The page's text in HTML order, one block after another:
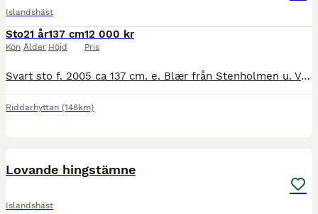
Islandshäst
Sto
Kön
21 år
Ålder
137 cm
Höjd
12 000 kr
Pris
Svart sto f. 2005 ca 137 cm. e. Blær från Stenholmen u. Vordis från Broaskog Hon har varit avelssto större delen av sitt liv, hon fått 8 föl och igångsatt hos dåvarande ägaren i dec 2023 efter blivi
Riddarhyttan (148km)
Lovande hingstämne
Islandshäst